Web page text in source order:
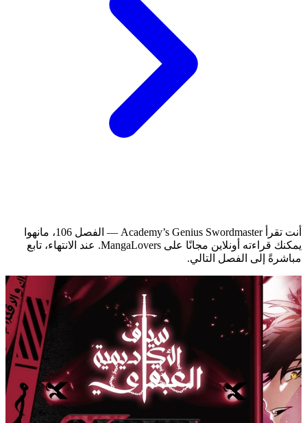
أنت تقرأ Academy’s Genius Swordmaster — الفصل 106، مانهوا
يمكنك قراءته أونلاين مجانًا على MangaLovers.
عند الانتهاء، تابع
مباشرةً إلى الفصل التالي.